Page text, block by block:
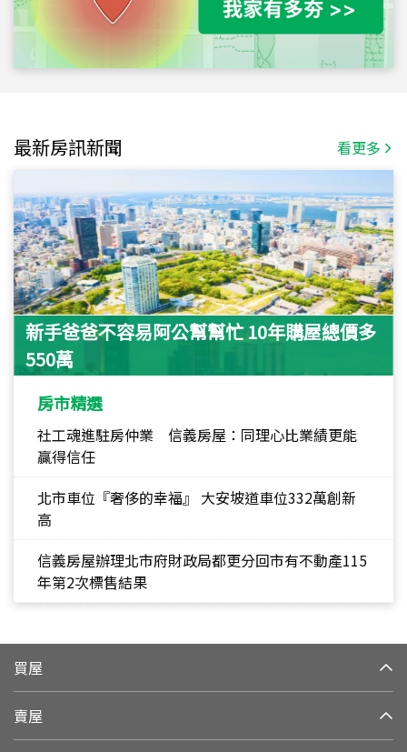
最新房訊新聞 看更多
新手爸爸不容易阿公幫幫忙 10年購屋總價多
550萬
房市精選
社工魂進駐房仲業 信義房屋：同理心比業績更能
贏得信任
北市車位『奢侈的幸福』 大安坡道車位332萬創新
高
信義房屋辦理北市府財政局都更分回市有不動產115
年第2次標售結果
買屋
賣屋